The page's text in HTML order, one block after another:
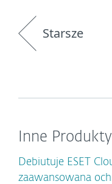
Starsze
Inne Produkty
Debiutuje ESET
zaawansowana